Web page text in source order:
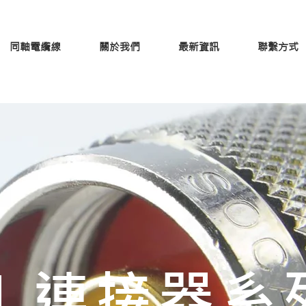
同軸電纜線 關於我們 最新資訊 聯繫方式